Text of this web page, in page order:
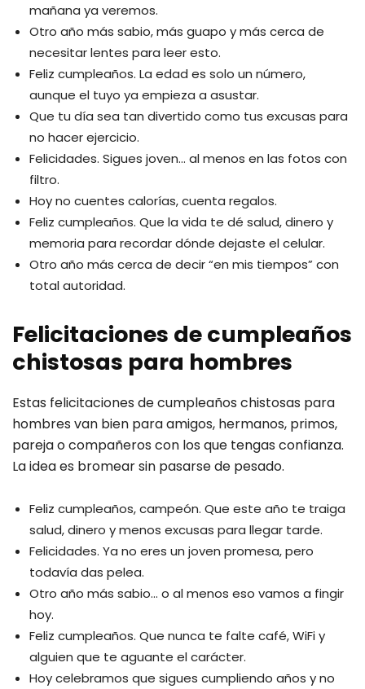
mañana ya veremos.
Otro año más sabio, más guapo y más cerca de
necesitar lentes para leer esto.
Feliz cumpleaños. La edad es solo un número,
aunque el tuyo ya empieza a asustar.
Que tu día sea tan divertido como tus excusas para
no hacer ejercicio.
Felicidades. Sigues joven… al menos en las fotos con
filtro.
Hoy no cuentes calorías, cuenta regalos.
Feliz cumpleaños. Que la vida te dé salud, dinero y
memoria para recordar dónde dejaste el celular.
Otro año más cerca de decir “en mis tiempos” con
total autoridad.
Felicitaciones de cumpleaños
chistosas para hombres
Estas felicitaciones de cumpleaños chistosas para
hombres van bien para amigos, hermanos, primos,
pareja o compañeros con los que tengas confianza.
La idea es bromear sin pasarse de pesado.
Feliz cumpleaños, campeón. Que este año te traiga
salud, dinero y menos excusas para llegar tarde.
Felicidades. Ya no eres un joven promesa, pero
todavía das pelea.
Otro año más sabio… o al menos eso vamos a fingir
hoy.
Feliz cumpleaños. Que nunca te falte café, WiFi y
alguien que te aguante el carácter.
Hoy celebramos que sigues cumpliendo años y no